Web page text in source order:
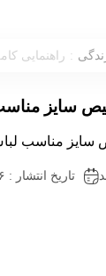
: راهنمایی
سایز
تاریخ انتشار : ۲۶ فروردین ۱۴۰۳